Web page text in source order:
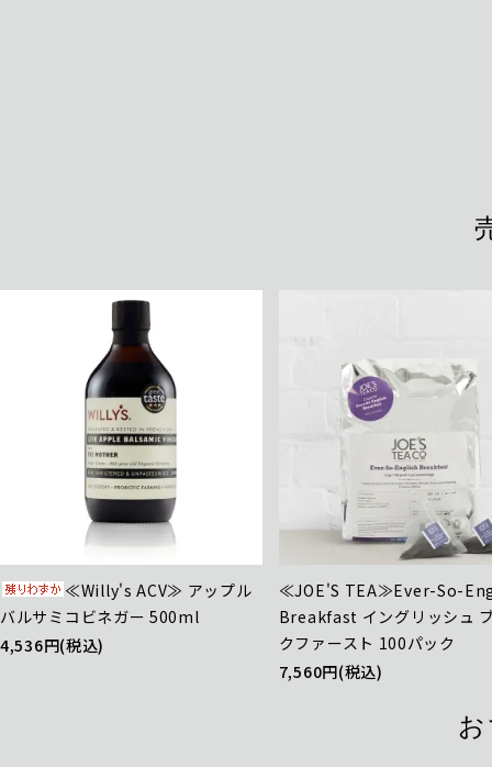
≪Willy's ACV≫ アップル
バルサミコビネガー 500ml
4,536円(税込)
≪JOE'S TEA≫Ever-So-
Breakfast イングリッシュ
クファースト 100パック
7,560円(税込)